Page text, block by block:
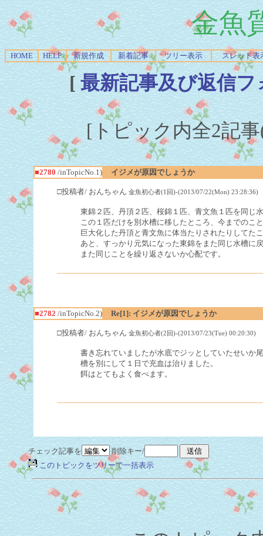
金魚
HOME HELP 新規作成 新着記事 ツリー表示 スレッド表
[ 最新記事及び返信
[トピック内全2記
■2780 /inTopicNo.1) イジメが原因でしょうか
□投稿者/ おんちゃん 金魚初心者(1回)-(2013/07/22(Mon) 23:28:36)
東錦２匹、丹頂２匹、桜錦１匹、青文魚１匹を同じ
この１匹だけを別水槽に移したところ、今までのこ
巨大化した丹頂と青文魚に体当たりされたりしてた
あと、すっかり元気になった東錦をまた同じ水槽に
また同じことを繰り返さないか心配です。
■2782 /inTopicNo.2) Re[1]: イジメが原因でしょうか
□投稿者/ おんちゃん 金魚初心者(2回)-(2013/07/23(Tue) 00:20:30)
書き忘れていましたが水底でジッとしていたせいか
槽を別にして１日で充血は治りました。
餌はとてもよく食べます。
チェック記事を
削除キー/
このトピックをツリーで一括表示